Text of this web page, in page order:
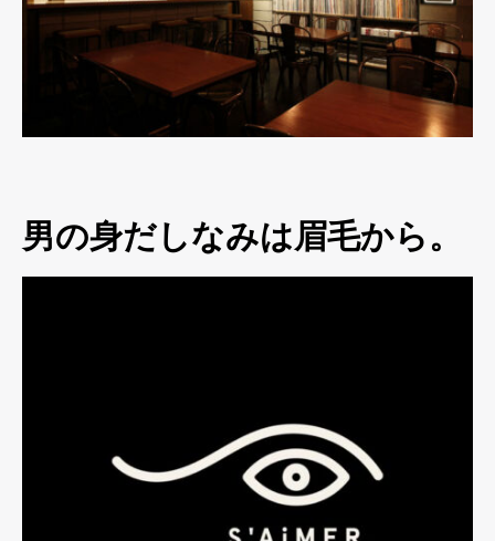
男の身だしなみは眉毛から。